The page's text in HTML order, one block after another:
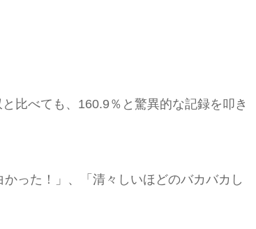
比べても、160.9％と驚異的な記録を叩き
った！」、「清々しいほどのバカバカし